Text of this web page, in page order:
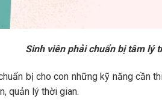
Sinh viên phải chuẩn bị tâm lý
bị cho con những kỹ năng
quản lý thời gian.